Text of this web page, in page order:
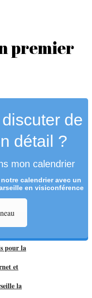
premier
de
détail ?
mon calendrier
calendrier avec un
en visiconférence